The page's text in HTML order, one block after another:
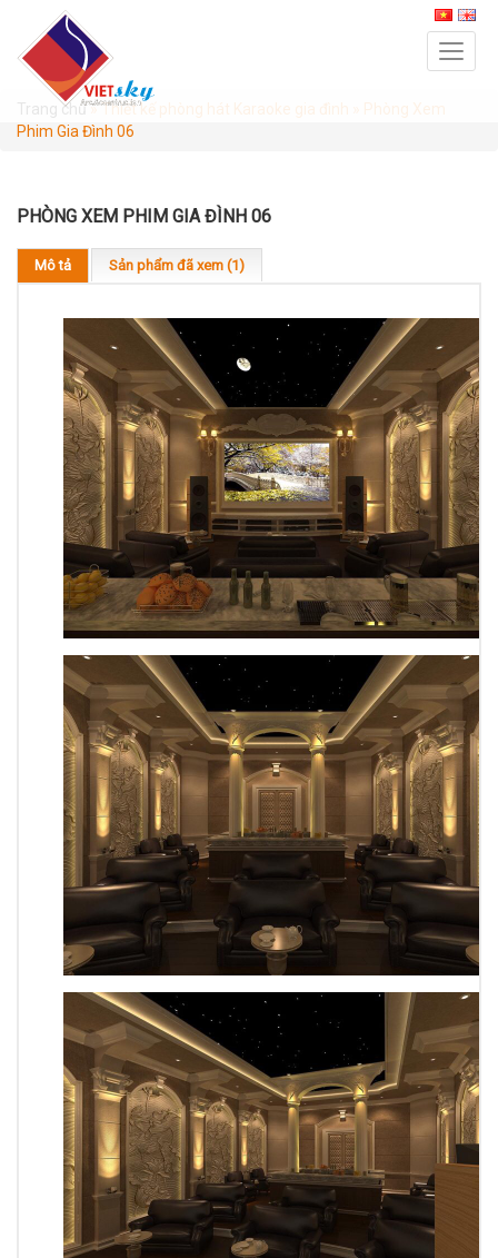
Trang chủ»Thiết kế phòng hát Karaoke gia đình
Phòng Xem
Phim Gia Đình 06
PHÒNG XEM PHIM GIA ĐÌNH 06
Mô tả Sản phẩm đã xem (1)